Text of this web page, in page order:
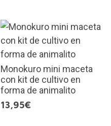
Monokuro mini maceta
con kit de cultivo en
forma de animalito
13,95€